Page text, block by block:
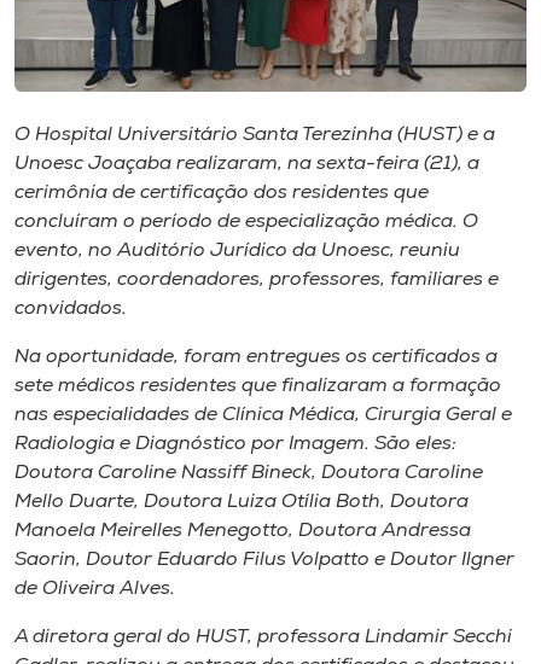
Biblioteca
Editora
Rádio
Museu
Store
Selecione
o idioma
A-
O Hospital Universitário Santa Terezinha (HUST) e a
Unoesc Joaçaba realizaram, na sexta-feira (21), a
cerimônia de certificação dos residentes que
concluíram o período de especialização médica. O
evento, no Auditório Jurídico da Unoesc, reuniu
dirigentes, coordenadores, professores, familiares e
convidados.
Na oportunidade, foram entregues os certificados a
sete médicos residentes que finalizaram a formação
nas especialidades de Clínica Médica, Cirurgia Geral e
Radiologia e Diagnóstico por Imagem. São eles:
Doutora Caroline Nassiff Bineck, Doutora Caroline
Mello Duarte, Doutora Luiza Otília Both, Doutora
Manoela Meirelles Menegotto, Doutora Andressa
Saorin, Doutor Eduardo Filus Volpatto e Doutor Ilgner
de Oliveira Alves.
A diretora geral do HUST, professora Lindamir Secchi